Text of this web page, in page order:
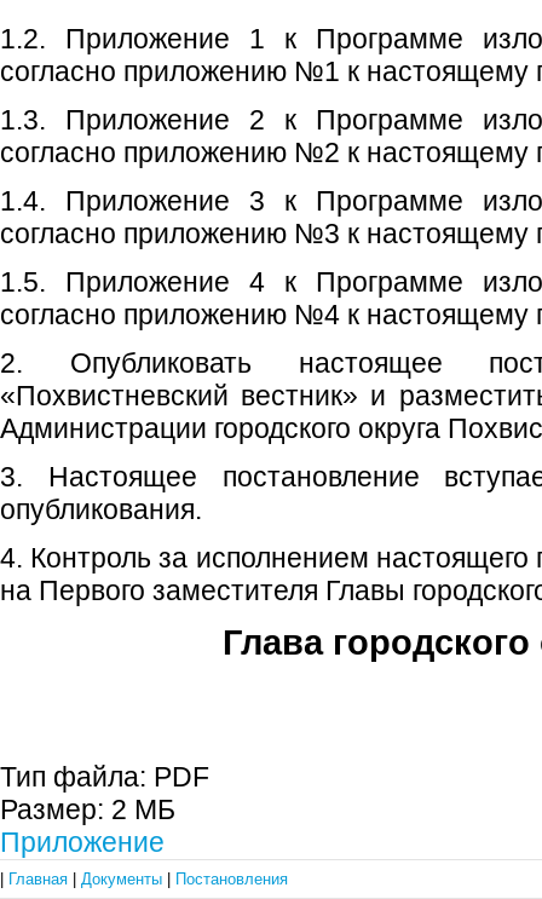
1.2. Приложение 1 к Программе
согласно приложению №1 к настоящему
1.3. Приложение 2 к Программе
согласно приложению №2 к настоящему
1.4. Приложение 3 к Программе
согласно приложению №3 к настоящему
1.5. Приложение 4 к Программе
согласно приложению №4 к настоящему
2. Опубликовать настоящее
«Похвистневский вестник» и
Администрации городского округа
3. Настоящее постановление
опубликования.
4. Контроль за исполнением настоящего
на Первого заместителя Главы
Глава городского
Тип файла: PDF
Размер: 2 МБ
Приложение
Главная Документы Постановления